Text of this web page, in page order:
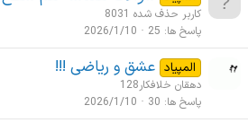
کاربر حذف شده 8031
پاسخ ها 25
2026/1/10
المپیاد عشق و ریاضی !!!
دهقان خلافکار128
پاسخ ها 30
2026/1/10